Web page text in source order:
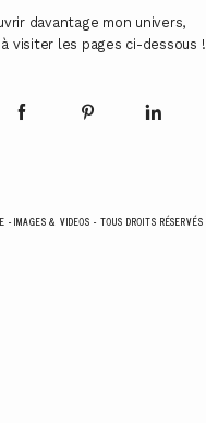
davantage mon univers,
visiter les pages ci-dessous !
- IMAGES & VIDEOS - TOUS DROITS RÉSERVÉS